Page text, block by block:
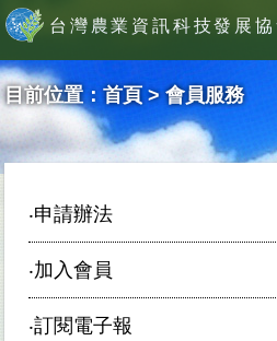
台灣農業資訊科技發展協
目前位置：首頁 > 會員服務
‧申請辦法
‧加入會員
‧訂閱電子報